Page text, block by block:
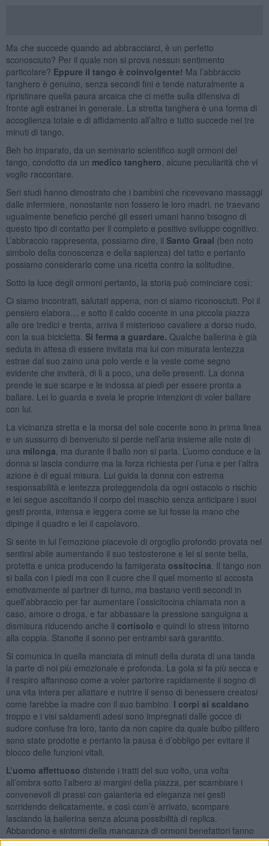
Ma che succede quando ad abbracciarci, è un perfetto
sconosciuto? Per il quale non si prova nessun sentimento
particolare? Eppure il tango è coinvolgente! Ma l’abbraccio
tanghero è genuino, senza secondi fini e tende naturalmente a
ripristinare quella paura arcaica che ci mette sulla difensiva di
fronte agli estranei in generale. La stretta tanghera è una forma di
accoglienza totale e di affidamento all’altro e tutto succede nei tre
minuti di tango.
Beh ho imparato, da un seminario scientifico sugli ormoni del
tango, condotto da un medico tanghero , alcune peculiarità che vi
voglio raccontare.
Seri studi hanno dimostrato che i bambini che ricevevano massaggi
dalle infermiere, nonostante non fossero le loro madri, ne traevano
ugualmente beneficio perché gli esseri umani hanno bisogno di
questo tipo di contatto per il completo e positivo sviluppo cognitivo.
L’abbraccio rappresenta, possiamo dire, il Santo Graal (ben noto
simbolo della conoscenza e della sapienza) del tatto e pertanto
possiamo considerarlo come una ricetta contro la solitudine.
Sotto la luce degli ormoni pertanto, la storia può cominciare così:
Ci siamo incontrati, salutati appena, non ci siamo riconosciuti. Poi il
pensiero elabora… e sotto il caldo cocente in una piccola piazza
alle ore tredici e trenta, arriva il misterioso cavaliere a dorso nudo,
con la sua bicicletta. Si ferma a guardare. Qualche ballerina è già
seduta in attesa di essere invitata ma lui con misurata lentezza
estrae dal suo zaino una polo verde e la veste come segno
evidente che inviterà, di lì a poco, una delle presenti. La donna
prende le sue scarpe e le indossa ai piedi per essere pronta a
ballare. Lei lo guarda e svela le proprie intenzioni di voler ballare
con lui.
La vicinanza stretta e la morsa del sole cocente sono in prima linea
e un sussurro di benvenuto si perde nell’aria insieme alle note di
una milonga , ma durante il ballo non si parla. L’uomo conduce e la
donna si lascia condurre ma la forza richiesta per l’una e per l’altra
azione è di egual misura. Lui guida la donna con estrema
responsabilità e lentezza proteggendola da ogni ostacolo o rischio
e lei segue ascoltando il corpo del maschio senza anticipare i suoi
gesti pronta, intensa e leggera come se lui fosse la mano che
dipinge il quadro e lei il capolavoro.
Si sente in lui l’emozione piacevole di orgoglio profondo provata nel
sentirsi abile aumentando il suo testosterone e lei si sente bella,
protetta e unica producendo la famigerata ossitocina . Il tango non
si balla con i piedi ma con il cuore che il quel momento si accosta
emotivamente al partner di turno, ma bastano venti secondi in
quell’abbraccio per far aumentare l’ossicitocina chiamata non a
caso, amore o droga, e far abbassare la pressione sanguigna a
dismisura riducendo anche il cortisolo e quindi lo stress intorno
alla coppia. Stanotte il sonno per entrambi sarà garantito.
Si comunica in quella manciata di minuti della durata di una tanda
la parte di noi più emozionale e profonda. La gola si fa più secca e
il respiro affannoso come a voler partorire rapidamente il sogno di
una vita intera per allattare e nutrire il senso di benessere creatosi
come farebbe la madre con il suo bambino. I corpi si scaldano
troppo e i visi saldamenti adesi sono impregnati dalle gocce di
sudore confuse fra loro, tanto da non capire da quale bulbo pilifero
sono state prodotte e pertanto la pausa è d’obbligo per evitare il
blocco delle funzioni vitali.
L’uomo affettuoso distende i tratti del suo volto, una volta
all’ombra sotto l’albero ai margini della piazza, per scambiare i
convenevoli di prassi con galanteria ed eleganza nei gesti
sorridendo delicatamente, e così com’è arrivato, scompare
lasciando la ballerina senza alcuna possibilità di replica.
Abbandono e sintomi della mancanza di ormoni benefattori fanno
precipitare l’umore. Una volta solala donna diventa irritabile,